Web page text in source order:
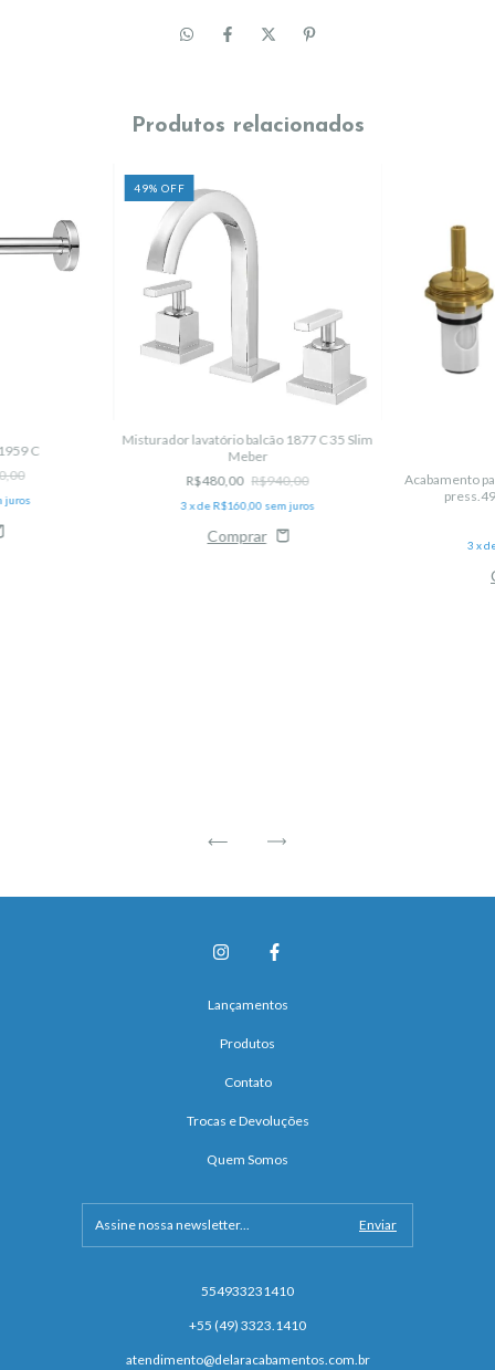
Produtos relacionados
C
juros
49% OFF
Misturador lavatório balcão 1877 C 35 Slim
Meber
R$480,00 R$940,00
3 x deR$160,00 sem juros
Acabamento
3 x
Lançamentos
Produtos
Contato
Trocas e Devoluções
Quem Somos
554933231410
+55 (49) 3323.1410
atendimento@delaracabamentos.com.br